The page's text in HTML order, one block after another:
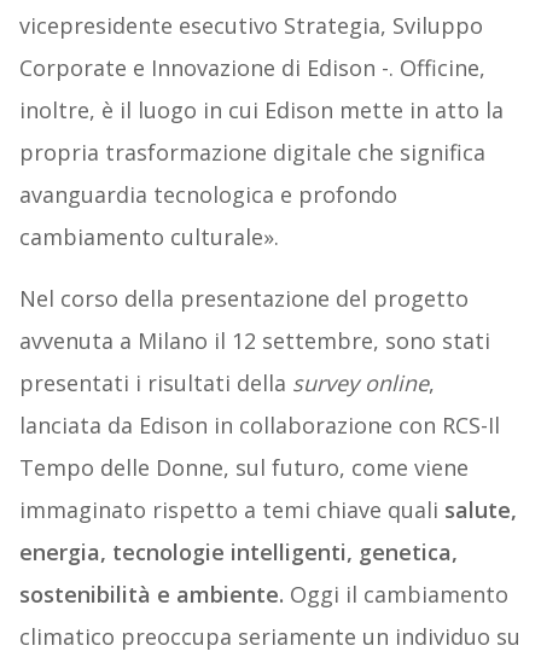
vicepresidente esecutivo Strategia, Sviluppo
Corporate e Innovazione di Edison -. Officine,
inoltre, è il luogo in cui Edison mette in atto la
propria trasformazione digitale che significa
avanguardia tecnologica e profondo
cambiamento culturale».
Nel corso della presentazione del progetto
avvenuta a Milano il 12 settembre, sono stati
presentati i risultati della survey online,
lanciata da Edison in collaborazione con RCS-Il
Tempo delle Donne, sul futuro, come viene
immaginato rispetto a temi chiave quali salute,
energia, tecnologie intelligenti, genetica,
sostenibilità e ambiente. Oggi il cambiamento
climatico preoccupa seriamente un individuo su